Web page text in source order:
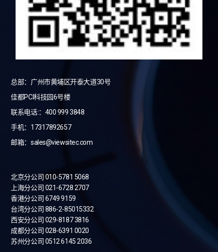
总部：广州市黄埔区开泰大道30号
佳都PCI科技园6号楼
联系电话:：400 999 3848
手机：17317892657
邮箱：sales@viewsitec.com
北京分公司 010-5781 5068
上海分公司 021-6728 2707
香港分公司 6749 9159
台湾分公司 886-2-85015332
西安分公司 029-8187 3816
成都分公司 028-6391 0020
苏州分公司 0512 6145 2036